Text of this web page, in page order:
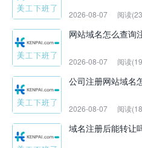
2026-08-07 阅读
网站域名怎么查询
2026-08-07 阅读
公司注册网站域名
2026-08-07 阅读
域名注册后能转让